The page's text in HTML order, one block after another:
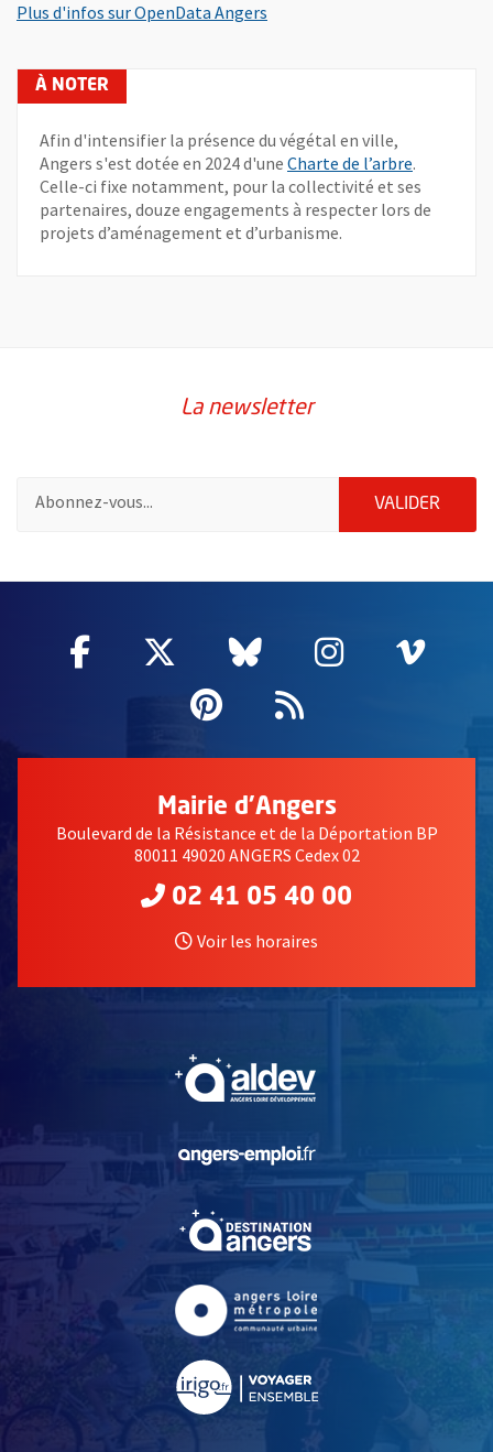
Plus d'infos sur OpenData Angers
Afin d'intensifier la présence du végétal en ville,
Angers s'est dotée en 2024 d'une Charte de l’arbre.
Celle-ci fixe notamment, pour la collectivité et ses
partenaires, douze engagements à respecter lors de
projets d’aménagement et d’urbanisme.
La newsletter
VALIDER
Facebook
, Ouvre une nouvelle fenêtre
Twitter
, Ouvre une nouvelle
Bluesky
, Ouvre une
Instagram
, Ouvre
,
Pinterest
, Ouvre une
Flux RSS
Mairie d'Angers
Boulevard de la Résistance et de la Déportation BP
80011 49020 ANGERS Cedex 02
02 41 05 40 00
Voir les horaires
, Ouvre une nouvelle
, Ouvre une nouvelle